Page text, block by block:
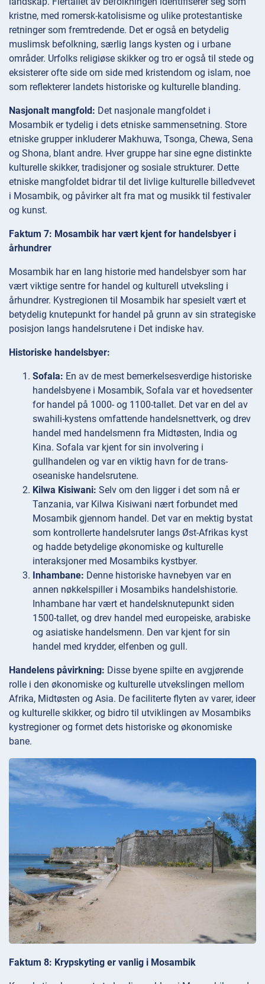
kristne, med romersk-katolisisme og ulike protestantiske
retninger som fremtredende. Det er også en betydelig
muslimsk befolkning, særlig langs kysten og i urbane
områder. Urfolks religiøse skikker og tro er også til stede og
eksisterer ofte side om side med kristendom og islam, noe
som reflekterer landets historiske og kulturelle blanding.
Nasjonalt mangfold: Det nasjonale mangfoldet i
Mosambik er tydelig i dets etniske sammensetning. Store
etniske grupper inkluderer Makhuwa, Tsonga, Chewa, Sena
og Shona, blant andre. Hver gruppe har sine egne distinkte
kulturelle skikker, tradisjoner og sosiale strukturer. Dette
etniske mangfoldet bidrar til det livlige kulturelle billedvevet
i Mosambik, og påvirker alt fra mat og musikk til festivaler
og kunst.
Faktum 7: Mosambik har vært kjent for handelsbyer i
århundrer
Mosambik har en lang historie med handelsbyer som har
vært viktige sentre for handel og kulturell utveksling i
århundrer. Kystregionen til Mosambik har spesielt vært et
betydelig knutepunkt for handel på grunn av sin strategiske
posisjon langs handelsrutene i Det indiske hav.
Historiske handelsbyer:
Sofala: En av de mest bemerkelsesverdige historiske
handelsbyene i Mosambik, Sofala var et hovedsenter
for handel på 1000- og 1100-tallet. Det var en del av
swahili-kystens omfattende handelsnettverk, og drev
handel med handelsmenn fra Midtøsten, India og
Kina. Sofala var kjent for sin involvering i
gullhandelen og var en viktig havn for de trans-
oseaniske handelsrutene.
Kilwa Kisiwani: Selv om den ligger i det som nå er
Tanzania, var Kilwa Kisiwani nært forbundet med
Mosambik gjennom handel. Det var en mektig bystat
som kontrollerte handelsruter langs Øst-Afrikas kyst
og hadde betydelige økonomiske og kulturelle
interaksjoner med Mosambiks kystbyer.
Inhambane: Denne historiske havnebyen var en
annen nøkkelspiller i Mosambiks handelshistorie.
Inhambane har vært et handelsknutepunkt siden
1500-tallet, og drev handel med europeiske, arabiske
og asiatiske handelsmenn. Den var kjent for sin
handel med krydder, elfenben og gull.
Handelens påvirkning: Disse byene spilte en avgjørende
rolle i den økonomiske og kulturelle utvekslingen mellom
Afrika, Midtøsten og Asia. De faciliterte flyten av varer, ideer
og kulturelle skikker, og bidro til utviklingen av Mosambiks
kystregioner og formet dets historiske og økonomiske
bane.
Faktum 8: Krypskyting er vanlig i Mosambik